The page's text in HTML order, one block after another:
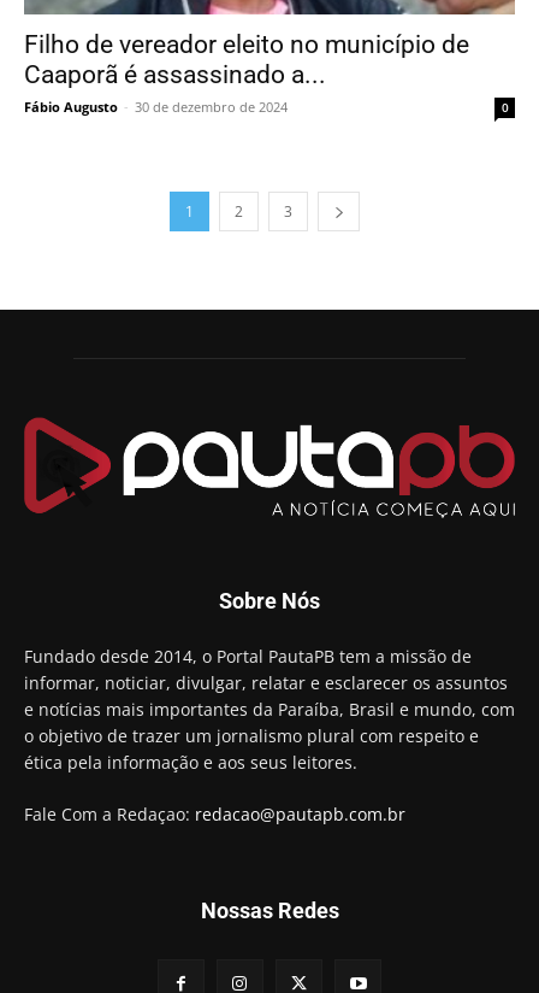
Filho de vereador eleito no município de
Caaporã é assassinado a...
Fábio Augusto - 30 de dezembro de 2024 0
1 2 3
Sobre Nós
Fundado desde 2014, o Portal PautaPB tem a missão de
informar, noticiar, divulgar, relatar e esclarecer os assuntos
e notícias mais importantes da Paraíba, Brasil e mundo, com
o objetivo de trazer um jornalismo plural com respeito e
ética pela informação e aos seus leitores.
Fale Com a Redaçao: redacao@pautapb.com.br
Nossas Redes